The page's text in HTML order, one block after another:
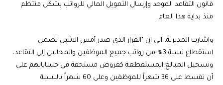
قانون التقاعد الموحد وإرسال التمويل المالي للرواتب بشكل منتظم
منذ بداية هذا العام.
واشارت المديرية، الى ان "القرار الذي صدر أمس الاثنين تضمن
استقطاع نسبة 3% من رواتب جميع الموظفين والمحالين إلى التقاعد،
وتسجيل المبالغ المستقطعة كقروض مستحقة في حساباتهم على
أن تقسط على 36 شهراً للموظفين وعلى 60 شهراً بالنسبة